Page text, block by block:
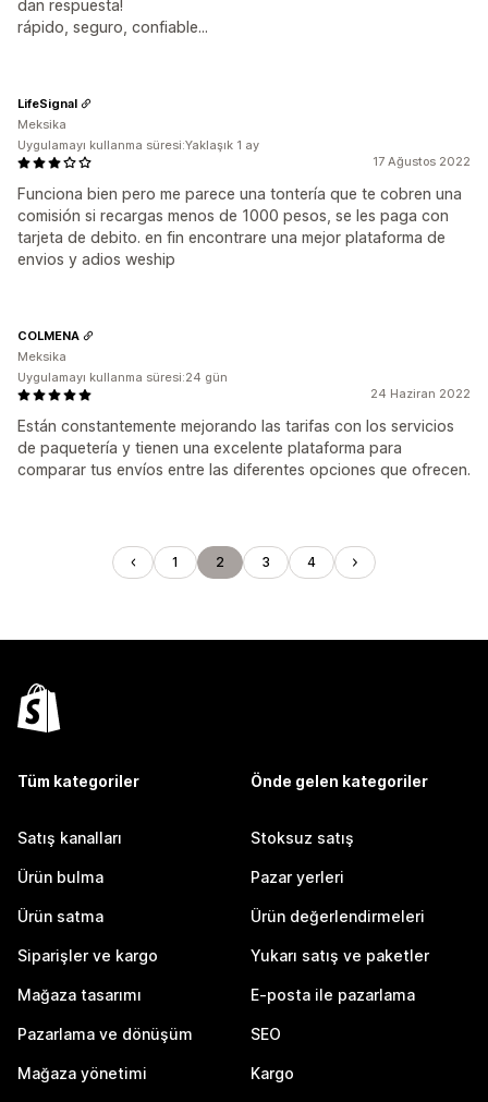
dan respuesta!
rápido, seguro, confiable...
17 Ağustos 2022
Funciona bien pero me parece una tontería que te cobren una
comisión si recargas menos de 1000 pesos, se les paga con
tarjeta de debito. en fin encontrare una mejor plataforma de
envios y adios weship
LifeSignal
Meksika
Uygulamayı kullanma süresi:Yaklaşık 1 ay
24 Haziran 2022
Están constantemente mejorando las tarifas con los servicios
de paquetería y tienen una excelente plataforma para
comparar tus envíos entre las diferentes opciones que ofrecen.
COLMENA
Meksika
Uygulamayı kullanma süresi:24 gün
1 2 3 4
Tüm kategoriler
Satış kanalları
Ürün bulma
Ürün satma
Siparişler ve kargo
Mağaza tasarımı
Pazarlama ve dönüşüm
Mağaza yönetimi
Önde gelen kategoriler
Stoksuz satış
Pazar yerleri
Ürün değerlendirmeleri
Yukarı satış ve paketler
E-posta ile pazarlama
SEO
Kargo